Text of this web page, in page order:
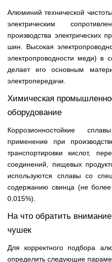
Алюминий технической
электрическим
производства электрических
шин. Высокая
электропроводности меди) в
делает его основным
электропередачи.
Химическая
оборудование
Коррозионностойкие
применение при
транспортировки кислот,
соединений, пищевых
используются сплавы со
содержанию свинца (не
0,015%).
На что обратить
чушек
Для корректного подбора
определить следующие